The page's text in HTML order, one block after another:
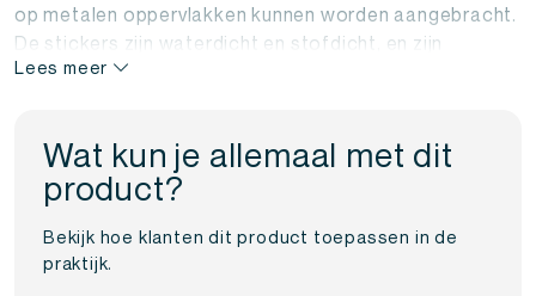
op metalen oppervlakken kunnen worden aangebracht.
De stickers zijn waterdicht en stofdicht, en zijn
bestand tegen extreme temperaturen en
van 30 mm en zijn zeer dun, waardoor ze gemakkelijk
op platte of licht gebogen oppervlakken kunnen
gemakkelijk te programmeren met een NFC-
compatibel apparaat, zoals een smartphone of tablet.
Lees meer
Wat kun je allemaal met dit
product?
Bekijk hoe klanten dit product toepassen in de
praktijk.